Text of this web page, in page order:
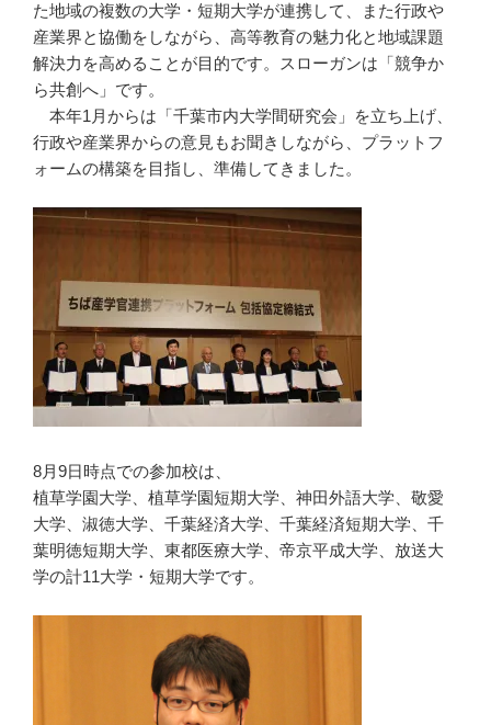
た地域の複数の大学・短期大学が連携して、また行政や
産業界と協働をしながら、高等教育の魅力化と地域課題
解決力を高めることが目的です。スローガンは「競争か
ら共創へ」です。
本年1月からは「千葉市内大学間研究会」を立ち上げ、
行政や産業界からの意見もお聞きしながら、プラットフ
ォームの構築を目指し、準備してきました。
8月9日時点での参加校は、
植草学園大学、植草学園短期大学、神田外語大学、敬愛
大学、淑徳大学、千葉経済大学、千葉経済短期大学、千
葉明徳短期大学、東都医療大学、帝京平成大学、放送大
学の計11大学・短期大学です。